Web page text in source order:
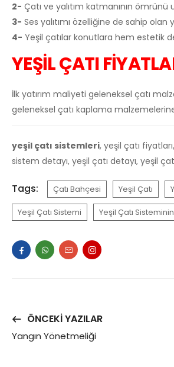
2- Çatı ve yalıtım katmanının ömrünü
3- Ses yalıtımı özelliğine de sahip
4- Yeşil çatılar konutlara hem estetik
YEŞİL ÇATI
İlk yatırım maliyeti geleneksel çatı
geleneksel çatı kaplama
yeşil çatı sistemleri, yeşil çatı fiyatları,
sistem detayı, yeşil çatı detayı, yeşil
Tags: Çatı Bahçesi Yeşil Çatı
Yeşil Çatı Sistemi Yeşil Çatı
ÖNCEKI YAZILAR
Yangın Yönetmeliği